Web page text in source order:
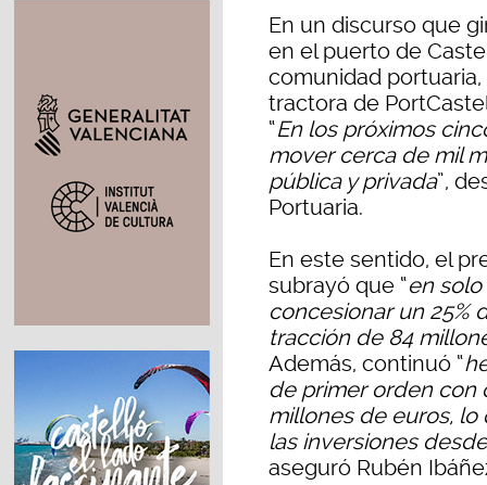
En un discurso que
en el puerto de
comunidad
tractora de
“En los próximos
mover cerca de mil
pública y privada”,
Portuaria.
En este sentido, el
subrayó que “en
concesionar un 25%
tracción de 84
Además, continuó “
de primer orden con
millones de euros,
las inversiones
aseguró Rubén